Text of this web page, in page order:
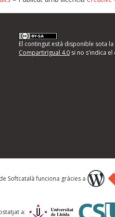
següents i descriviu quina és la
El contingut està disponible sota la
CompartirIgual 4.0si no s'indica el
Softcatalà funciona gràcies a
a: